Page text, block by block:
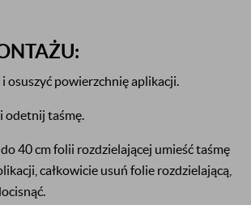
osuszyć powierzchnię aplikacji.
odetnij taśmę.
40 cm folii rozdzielającej umieść taśmę
całkowicie usuń folie rozdzielającą,